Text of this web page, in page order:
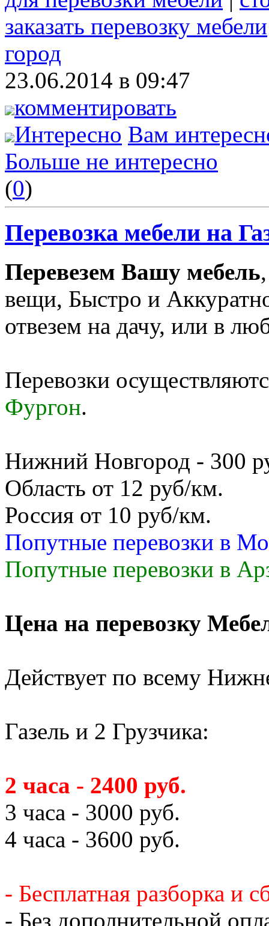
заказать перевозку мебели
город
23.06.2014 в 09:47
комментировать
Интересно Вам
Больше не интересно
(0)
Перевозка мебели на
Перевезем Вашу мебель
вещи, Быстро и
отвезем на дачу, или в
Перевозки
Фургон.
Нижний Новгород - 300
Область от 12 руб/км.
Россия от 10 руб/км.
Попутные перевозки в
Попутные перевозки в
Цена на перевозку
Действует по всему
Газель и 2 Грузчика:
2 часа - 2400 руб.
3 часа - 3000 руб.
4 часа - 3600 руб.
- Бесплатная разборка и
- Без дополнительной